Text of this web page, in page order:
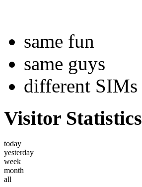
same fun
same guys
different SIMs
Visitor Statistics
today
yesterday
week
month
all